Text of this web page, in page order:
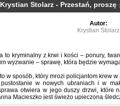
Krystian Stolarz - Przestań, proszę
Autor:
Krystian Stolarz
to kryminalny z krwi i kości – ponury,
wyzwanie – sprawę, która będzie
w sposób, który mrozi policjantom krew
w nowych ubraniach i w
otwiera w jego duszy drzwi, które
Macieszko jest świeżo upieczoną